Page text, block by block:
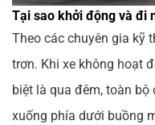
Tại sao khởi động và đi
Theo các chuyên gia kỹ
trơn. Khi xe không hoạt
biệt là qua đêm, toàn
xuống phía dưới buồng